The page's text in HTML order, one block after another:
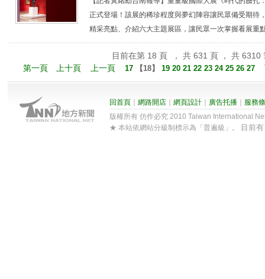
正式登場！該展的稀珍程度與夢幻陣容讓民眾備受期待
精采亮點、介紹六大主題展區，讓民眾一次掌握看展重
目前在第 18 頁 ， 共 631 頁 ， 共 6310
第一頁
上十頁 上一頁 17 【18】 19 20 21 22 23 24 25 26 27
回首頁 網路開店 網頁設計 廣告托播
服務
版權所有 仿作必究 2010 Taiwan International
★ 本站依網站分級制標示為「普遍級」。
目前